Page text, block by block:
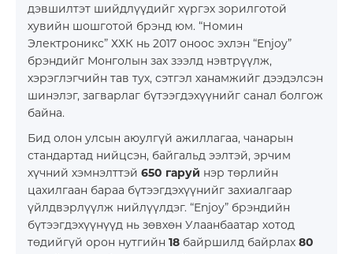
Агаарын тээвэр, автомотив, логистик
дэвшилтэт шийдлүүдийг хүргэх зорилготой
хувийн шошготой брэнд юм. “Номин
Электроникс” ХХК нь 2017 оноос эхлэн “Enjoy”
брэндийг Монголын зах зээлд нэвтрүүлж,
хэрэглэгчийн тав тух, сэтгэл ханамжийг дээдэлсэн
шинэлэг, загварлаг бүтээгдэхүүнийг санал болгож
байна.
Бид олон улсын аюулгүй ажиллагаа, чанарын
стандартад нийцсэн, байгальд ээлтэй, эрчим
хүчний хэмнэлттэй 650 гаруй нэр төрлийн
цахилгаан бараа бүтээгдэхүүнийг захиалгаар
үйлдвэрлүүлж нийлүүлдэг. “Enjoy” брэндийн
бүтээгдэхүүнүүд нь зөвхөн Улаанбаатар хотод
төдийгүй орон нутгийн 18 байршилд байрлах 80